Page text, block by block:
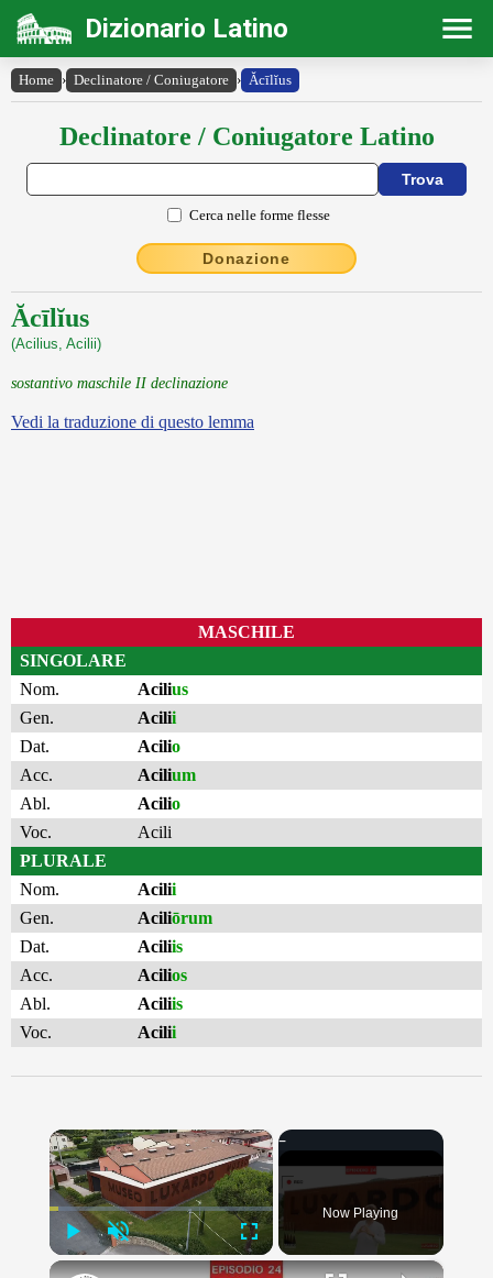
Dizionario Latino
Home › Declinatore / Coniugatore › Ăcīlĭus
Declinatore / Coniugatore Latino
Cerca nelle forme flesse
Donazione
Ăcīlĭus
(Acilius, Acilii)
sostantivo maschile II declinazione
Vedi la traduzione di questo lemma
MASCHILE
SINGOLARE
Nom.
Acilius
Gen.
Acilii
Dat.
Acilio
Acc.
Acilium
Abl.
Acilio
Voc.
Acili
PLURALE
Nom.
Acilii
Gen.
Aciliōrum
Dat.
Aciliis
Acc.
Acilios
Abl.
Aciliis
Voc.
Acilii
×
Play Unmute Fullscreen
Now Playing
×